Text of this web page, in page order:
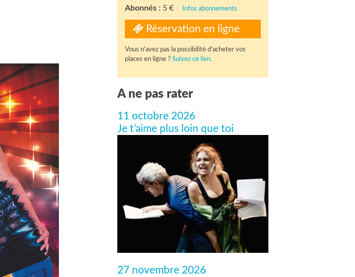
Abonnés : 5 € Infos abonnements
Réservation en ligne
Vous n'avez pas la possibilité d'acheter vos
places en ligne ? Suivez ce lien.
A ne pas rater
11 octobre 2026
Je t’aime plus loin que toi
27 novembre 2026